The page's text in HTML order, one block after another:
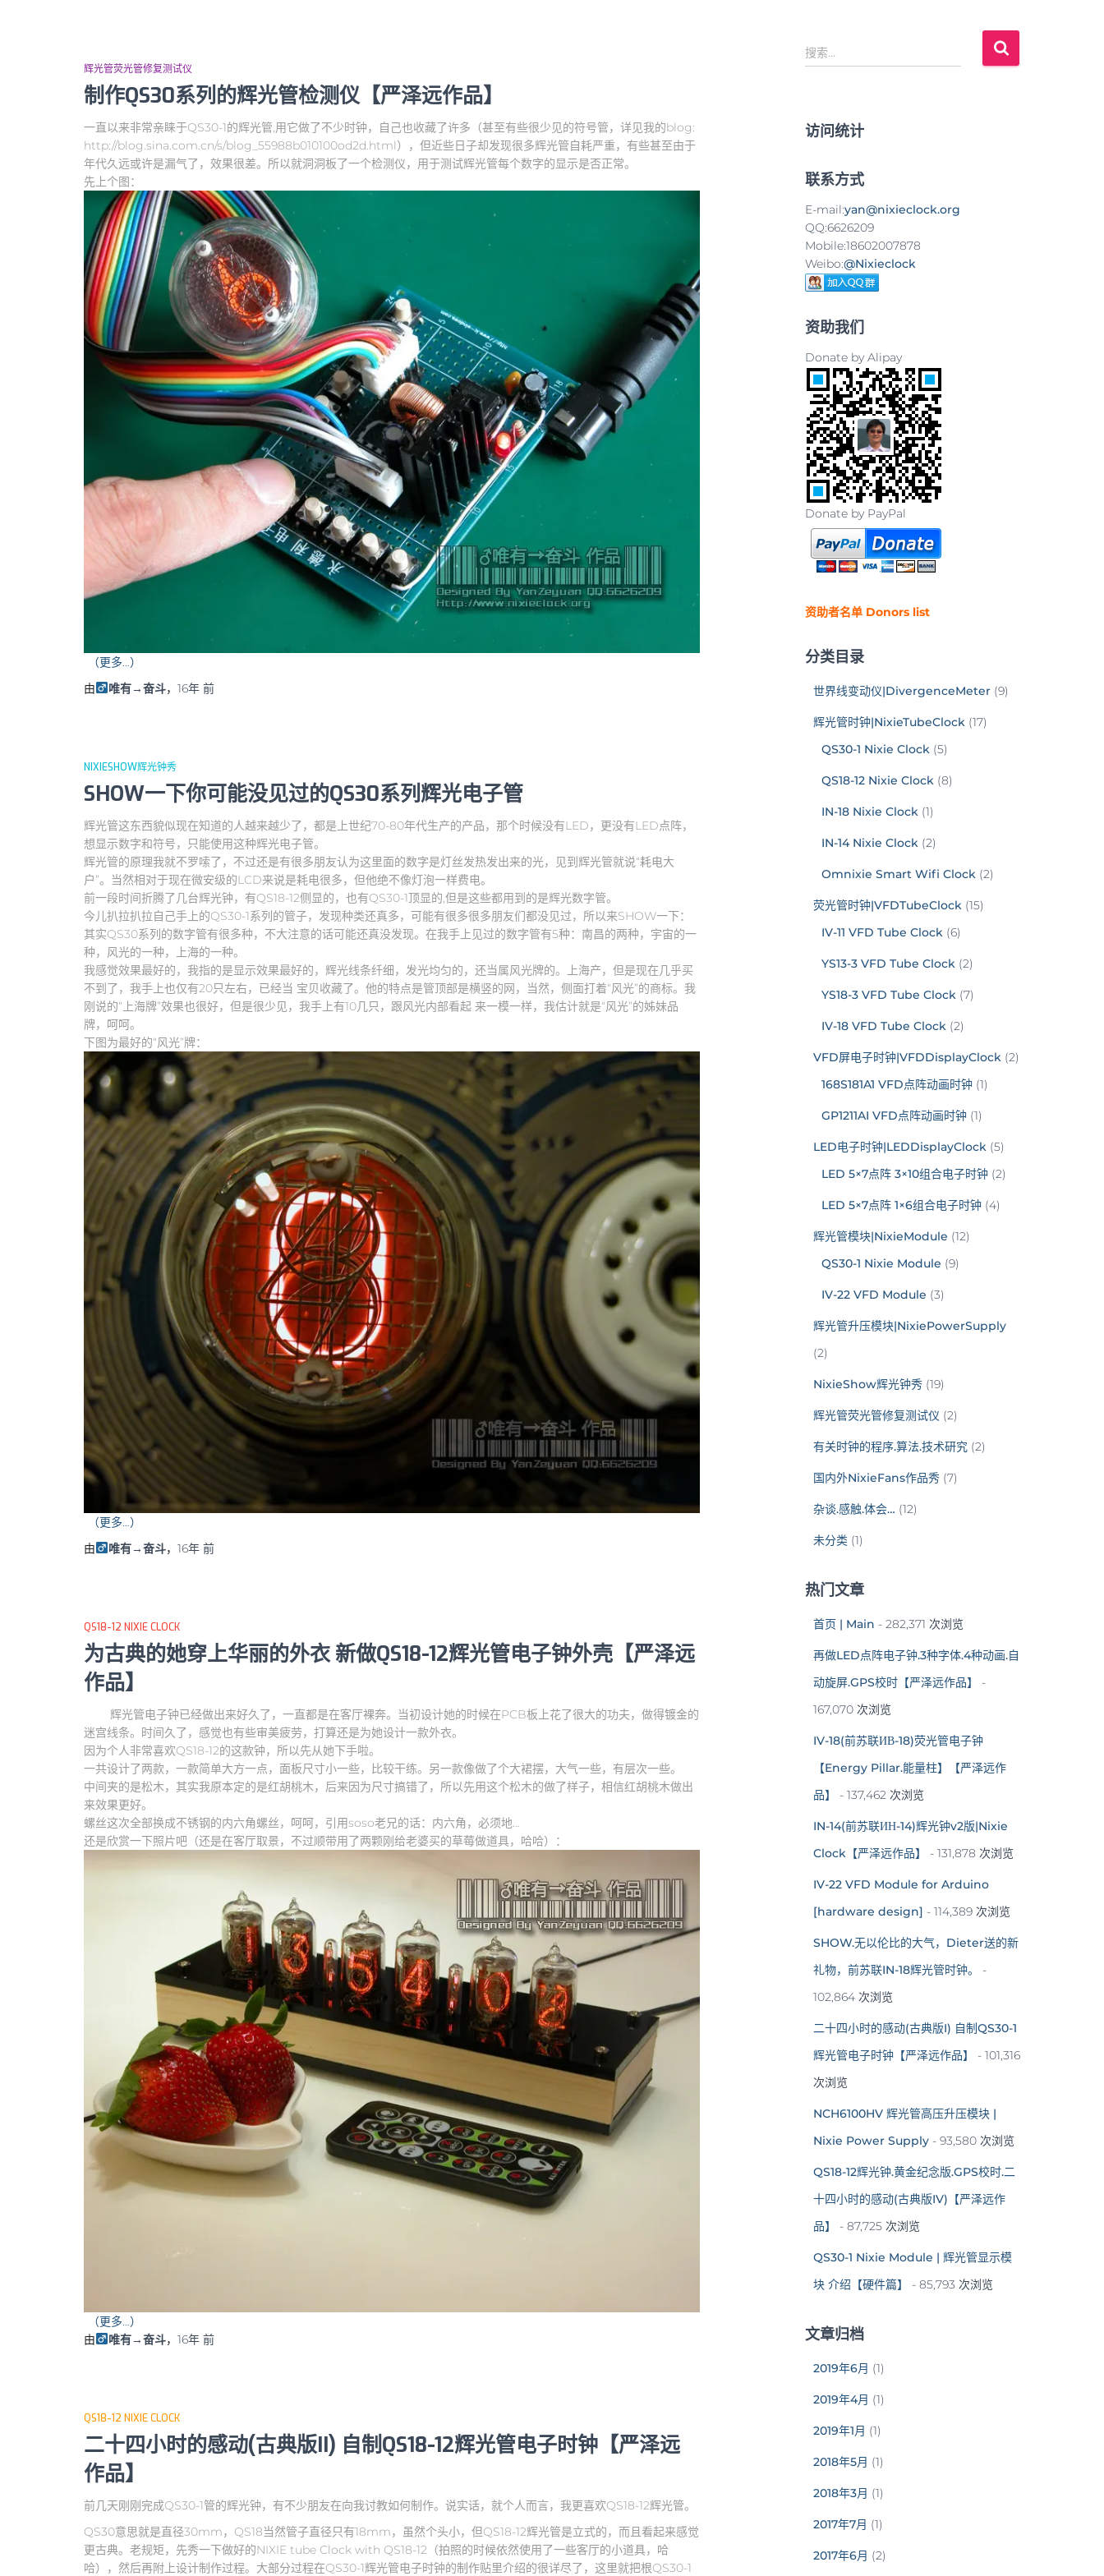
辉光管荧光管修复测试仪
制作QS30系列的辉光管检测仪【严泽远作品】
一直以来非常亲睐于QS30-1的辉光管,用它做了不少时钟，自己也收藏了许多（甚至有些很少见的符号管，详见我的blog:
http://blog.sina.com.cn/s/blog_55988b010100od2d.html），但近些日子却发现很多辉光管自耗严重，有些甚至由于
年代久远或许是漏气了，效果很差。所以就洞洞板了一个检测仪，用于测试辉光管每个数字的显示是否正常。
先上个图：
（更多…）
由
唯有→奋斗， 16年前
NIXIESHOW辉光钟秀
SHOW一下你可能没见过的QS30系列辉光电子管
辉光管这东西貌似现在知道的人越来越少了，都是上世纪70-80年代生产的产品，那个时候没有LED，更没有LED点阵，
想显示数字和符号，只能使用这种辉光电子管。
辉光管的原理我就不罗嗦了，不过还是有很多朋友认为这里面的数字是灯丝发热发出来的光，见到辉光管就说“耗电大
户”。当然相对于现在微安级的LCD来说是耗电很多，但他绝不像灯泡一样费电。
前一段时间折腾了几台辉光钟，有QS18-12侧显的，也有QS30-1顶显的,但是这些都用到的是辉光数字管。
今儿扒拉扒拉自己手上的QS30-1系列的管子，发现种类还真多，可能有很多很多朋友们都没见过，所以来SHOW一下：
其实QS30系列的数字管有很多种，不大注意的话可能还真没发现。在我手上见过的数字管有5种：南昌的两种，宇宙的一
种，风光的一种，上海的一种。
我感觉效果最好的，我指的是显示效果最好的，辉光线条纤细，发光均匀的，还当属风光牌的。上海产，但是现在几乎买
不到了，我手上也仅有20只左右，已经当 宝贝收藏了。他的特点是管顶部是横竖的网，当然，侧面打着“风光”的商标。我
刚说的“上海牌”效果也很好，但是很少见，我手上有10几只，跟风光内部看起 来一模一样，我估计就是“风光”的姊妹品
牌，呵呵。
下图为最好的“风光”牌：
（更多…）
由
唯有→奋斗， 16年前
QS18-12 NIXIE CLOCK
为古典的她穿上华丽的外衣 新做QS18-12辉光管电子钟外壳【严泽远
作品】
辉光管电子钟已经做出来好久了，一直都是在客厅裸奔。当初设计她的时候在PCB板上花了很大的功夫，做得镀金的
迷宫线条。时间久了，感觉也有些审美疲劳，打算还是为她设计一款外衣。
因为个人非常喜欢QS18-12的这款钟，所以先从她下手啦。
一共设计了两款，一款简单大方一点，面板尺寸小一些，比较干练。另一款像做了个大裙摆，大气一些，有层次一些。
中间夹的是松木，其实我原本定的是红胡桃木，后来因为尺寸搞错了，所以先用这个松木的做了样子，相信红胡桃木做出
来效果更好。
螺丝这次全部换成不锈钢的内六角螺丝，呵呵，引用soso老兄的话：内六角，必须地…
还是欣赏一下照片吧（还是在客厅取景，不过顺带用了两颗刚给老婆买的草莓做道具，哈哈）：
（更多…）
由
唯有→奋斗， 16年前
QS18-12 NIXIE CLOCK
二十四小时的感动(古典版II) 自制QS18-12辉光管电子时钟【严泽远
作品】
前几天刚刚完成QS30-1管的辉光钟，有不少朋友在向我讨教如何制作。说实话，就个人而言，我更喜欢QS18-12辉光管。
QS30意思就是直径30mm，QS18当然管子直径只有18mm，虽然个头小，但QS18-12辉光管是立式的，而且看起来感觉
更古典。老规矩，先秀一下做好的NIXIE tube Clock with QS18-12（拍照的时候依然使用了一些客厅的小道具，哈
哈），然后再附上设计制作过程。大部分过程在QS30-1辉光管电子时钟的制作贴里介绍的很详尽了，这里就把根QS30-1
搜
索
搜索…
访问统计
联系方式
E-mail:yan@nixieclock.org
QQ:6626209
Mobile:18602007878
Weibo:@Nixieclock
资助我们
Donate by Alipay
Donate by PayPal
资助者名单 Donors list
分类目录
世界线变动仪|DivergenceMeter(9)
辉光管时钟|NixieTubeClock(17)
QS30-1 Nixie Clock(5)
QS18-12 Nixie Clock(8)
IN-18 Nixie Clock(1)
IN-14 Nixie Clock(2)
Omnixie Smart Wifi Clock(2)
荧光管时钟|VFDTubeClock(15)
IV-11 VFD Tube Clock(6)
YS13-3 VFD Tube Clock(2)
YS18-3 VFD Tube Clock(7)
IV-18 VFD Tube Clock(2)
VFD屏电子时钟|VFDDisplayClock(2)
168S181A1 VFD点阵动画时钟(1)
GP1211AI VFD点阵动画时钟(1)
LED电子时钟|LEDDisplayClock(5)
LED 5×7点阵 3×10组合电子时钟(2)
LED 5×7点阵 1×6组合电子时钟(4)
辉光管模块|NixieModule (12)
QS30-1 Nixie Module (9)
IV-22 VFD Module (3)
辉光管升压模块|NixiePowerSupply
(2)
NixieShow辉光钟秀(19)
辉光管荧光管修复测试仪 (2)
有关时钟的程序.算法.技术研究(2)
国内外NixieFans作品秀(7)
杂谈.感触.体会… (12)
未分类(1)
热门文章
首页 | Main - 282,371 次浏览
再做LED点阵电子钟.3种字体.4种动画.自
动旋屏.GPS校时【严泽远作品】
-
167,070 次浏览
IV-18(前苏联ИВ-18)荧光管电子钟
【Energy Pillar.能量柱】【严泽远作
品】
- 137,462 次浏览
IN-14(前苏联ИН-14)辉光钟v2版|Nixie
Clock【严泽远作品】
- 131,878 次浏览
IV-22 VFD Module for Arduino
[hardware design] - 114,389 次浏览
SHOW.无以伦比的大气，Dieter送的新
礼物，前苏联IN-18辉光管时钟。
-
102,864 次浏览
二十四小时的感动(古典版I) 自制QS30-1
辉光管电子时钟【严泽远作品】
- 101,316
次浏览
NCH6100HV 辉光管高压升压模块 |
Nixie Power Supply- 93,580 次浏览
QS18-12辉光钟.黄金纪念版.GPS校时.二
十四小时的感动(古典版IV)【严泽远作
品】
- 87,725 次浏览
QS30-1 Nixie Module | 辉光管显示模
块 介绍【硬件篇】
- 85,793 次浏览
文章归档
2019年6月 (1)
2019年4月 (1)
2019年1月 (1)
2018年5月 (1)
2018年3月 (1)
2017年7月 (1)
2017年6月 (2)